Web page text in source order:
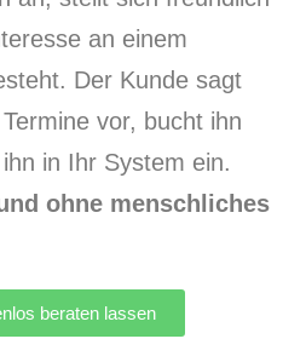
an einem
Der Kunde sagt
vor, bucht ihn
in Ihr System ein.
ohne menschliches
beraten lassen